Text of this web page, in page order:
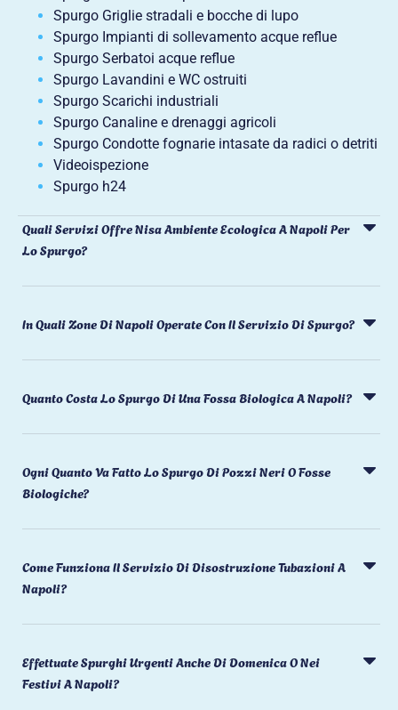
Spurgo Griglie stradali e bocche di lupo
Spurgo Impianti di sollevamento acque reflue
Spurgo Serbatoi acque reflue
Spurgo Lavandini e WC ostruiti
Spurgo Scarichi industriali
Spurgo Canaline e drenaggi agricoli
Spurgo Condotte fognarie intasate da radici o detriti
Videoispezione
Spurgo h24
Quali Servizi Offre Nisa Ambiente Ecologica A Napoli Per
Lo Spurgo?
In Quali Zone Di Napoli Operate Con Il Servizio Di Spurgo?
Quanto Costa Lo Spurgo Di Una Fossa Biologica A Napoli?
Ogni Quanto Va Fatto Lo Spurgo Di Pozzi Neri O Fosse
Biologiche?
Come Funziona Il Servizio Di Disostruzione Tubazioni A
Napoli?
Effettuate Spurghi Urgenti Anche Di Domenica O Nei
Festivi A Napoli?